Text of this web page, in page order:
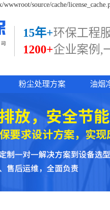
source/cache/
15年+环保工程
1200+企业案例,
粉尘处理方案 油烟